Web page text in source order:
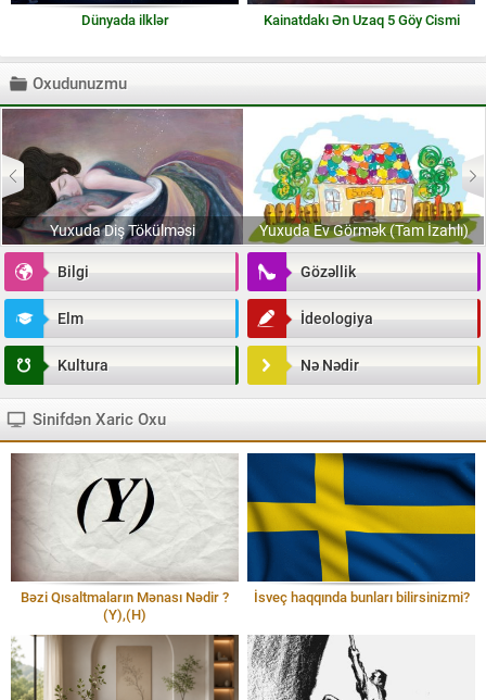
Dünyada ilklər Kainatdakı Ən Uzaq 5 Göy Cismi
Oxudunuzmu
Yuxuda Diş Tökülməsi Yuxuda Ev Görmək (Tam İzahlı)
Bilgi Gözəllik
Elm İdeologiya
Kultura Nə Nədir
Sinifdən Xaric Oxu
Bəzi Qısaltmaların Mənası Nədir ?
(Y),(H)
İsveç haqqında bunları bilirsinizmi?